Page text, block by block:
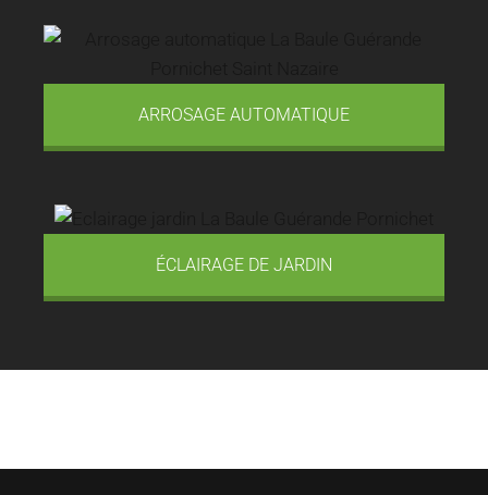
ARROSAGE AUTOMATIQUE
ÉCLAIRAGE DE JARDIN